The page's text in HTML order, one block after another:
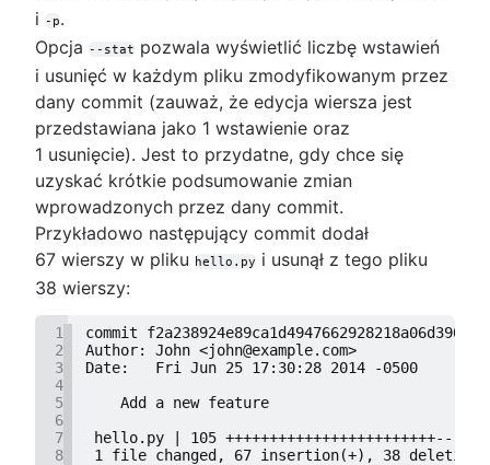
i -p.
Opcja --stat pozwala wyświetlić liczbę wstawień
i usunięć w każdym pliku zmodyfikowanym przez
dany commit (zauważ, że edycja wiersza jest
przedstawiana jako 1 wstawienie oraz
1 usunięcie). Jest to przydatne, gdy chce się
uzyskać krótkie podsumowanie zmian
wprowadzonych przez dany commit.
Przykładowo następujący commit dodał
67 wierszy w pliku hello.py i usunął z tego pliku
38 wierszy:
1
commit
2
Author: John <john@example.com>
3
Date:   Fri Jun 25 17:30:28 2014 -0500
4
5
    Add a new feature
6
7
hello.py | 105
8
1 file changed, 67 insertion(+), 38